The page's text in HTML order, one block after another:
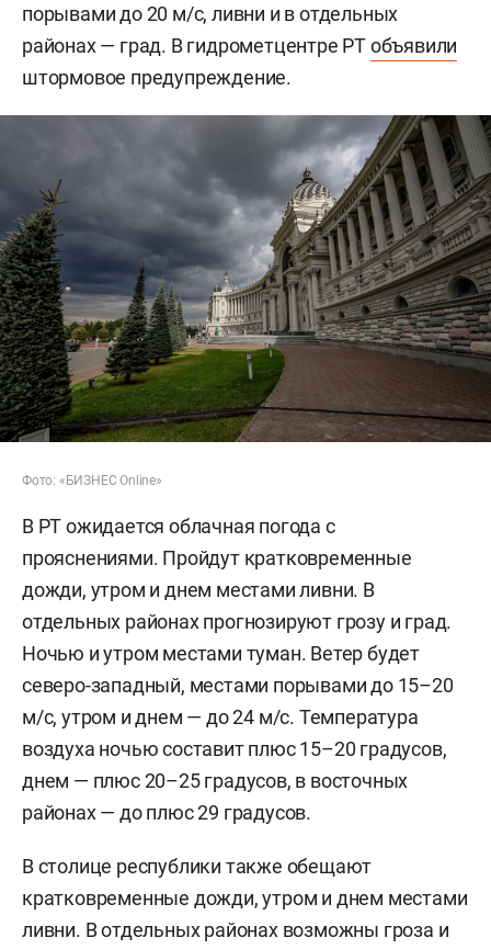
порывами до 20 м/c, ливни и в отдельных
районах — град. В гидрометцентре РТобъявили
штормовое предупреждение.
Фото: «БИЗНЕС Online»
В РТ ожидается облачная погода с
прояснениями. Пройдут кратковременные
дожди, утром и днем местами ливни. В
отдельных районах прогнозируют грозу и град.
Ночью и утром местами туман. Ветер будет
северо-западный, местами порывами до 15–20
м/c, утром и днем — до 24 м/с. Температура
воздуха ночью составит плюс 15–20 градусов,
днем — плюс 20–25 градусов, в восточных
районах — до плюс 29 градусов.
В столице республики также обещают
кратковременные дожди, утром и днем местами
ливни. В отдельных районах возможны гроза и